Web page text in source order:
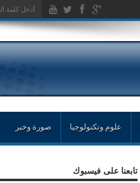
علوم وتكنولوجيا صورة وخبر
تابعنا على فيسبوك